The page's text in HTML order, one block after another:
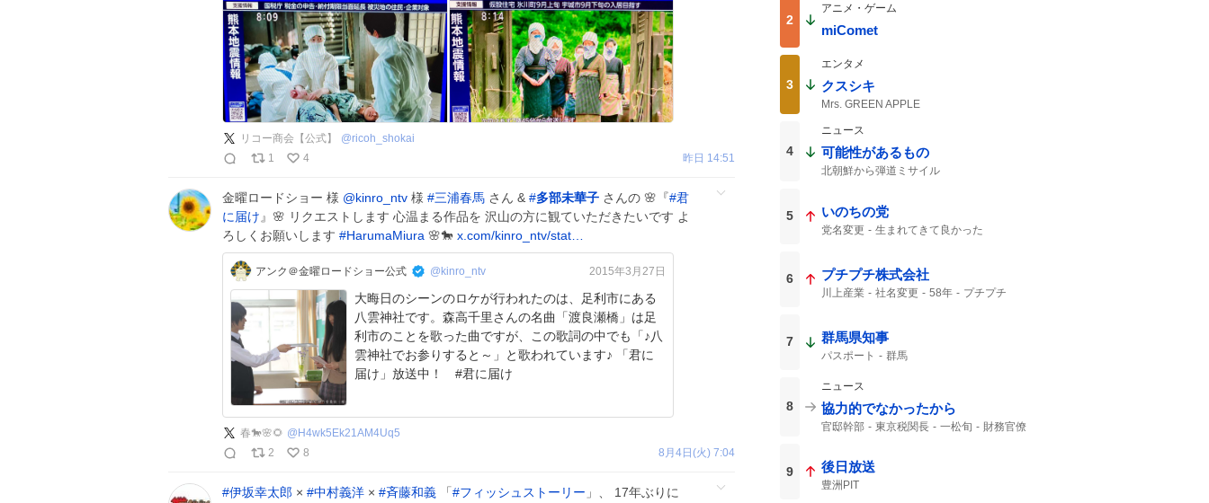
リコー商会【公式】 @ricoh_shokai
1
4 昨日 14:51
金曜ロードショー 様 @kinro_ntv 様 #三浦春馬 さん & #多部未華子 さんの 🌸『#君
に届け 』🌸 リクエストします 心温まる作品を 沢山の方に観ていただきたいです よ
ろしくお願いします #HarumaMiura 🌸🐎 x.com/kinro_ntv/stat…
アンク＠金曜ロードショー公式 @kinro_ntv 2015年3月27日
大晦日のシーンのロケが行われたのは、足利市にある
八雲神社です。森高千里さんの名曲「渡良瀬橋」は足
利市のことを歌った曲ですが、この歌詞の中でも「♪八
雲神社でお参りすると～」と歌われています♪ 「君に
届け」放送中！ #君に届け
春🐎🌸🌻 @ H4wk5Ek21AM4Uq5
2
8 8月4日(火) 7:04
#伊坂幸太郎 × #中村義洋 × #斉藤和義 「 #フィッシュストーリー 」、 17年ぶりに
2
アニメ・ゲーム
miComet
3
エンタメ
クスシキ
Mrs. GREEN APPLE
4
ニュース
可能性があるもの
北朝鮮から弾道ミサイル
弾道ミサイル
5 いのちの党
党名変更
生まれてきて良かった
6 プチプチ株式会社
川上産業 社名変更 58年 プチプチ
7 群馬県知事
パスポート 群馬
8
ニュース
協力的でなかったから
官邸幹部 東京税関長 一松旬
財務官僚
9 後日放送
豊洲PIT